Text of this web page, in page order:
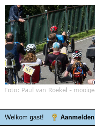
Welkom gast! Aanmelden